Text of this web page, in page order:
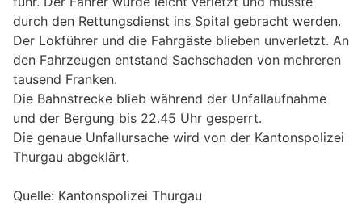
durch den Rettungsdienst ins Spital gebracht werden.
Der Lokführer und die Fahrgäste blieben unverletzt. An
den Fahrzeugen entstand Sachschaden von mehreren
tausend Franken.
Die Bahnstrecke blieb während der Unfallaufnahme
und der Bergung bis 22.45 Uhr gesperrt.
Die genaue Unfallursache wird von der Kantonspolizei
Thurgau abgeklärt.
Quelle: Kantonspolizei Thurgau